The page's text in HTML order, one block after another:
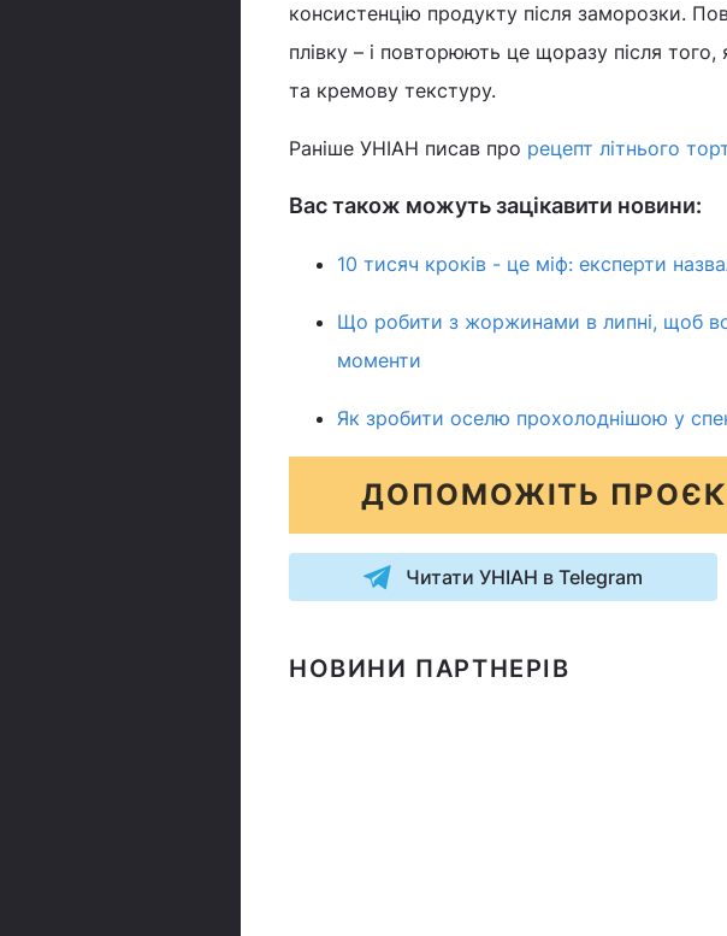
консистенцію продукту після заморозки.
плівку – і повторюють це щоразу після
та кремову текстуру.
Раніше УНІАН писав про рецепт літнього
Вас також можуть зацікавити новини:
10 тисяч кроків - це міф: експерти
Що робити з жоржинами в липні, щоб
моменти
Як зробити оселю прохолоднішою у
ДОПОМОЖІТЬ
Читати УНІАН в Telegram
НОВИНИ ПАРТНЕРІВ